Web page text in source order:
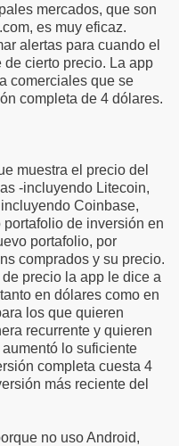
mercados, que son
es muy eficaz.
alertas para cuando el
cierto precio. La app
comerciales que se
completa de 4 dólares.
muestra el precio del
-incluyendo Litecoin,
Coinbase,
de inversión en
portafolio, por
comprados y su precio.
precio la app le dice a
en dólares como en
los que quieren
recurrente y quieren
lo suficiente
completa cuesta 4
más reciente del
no uso Android,